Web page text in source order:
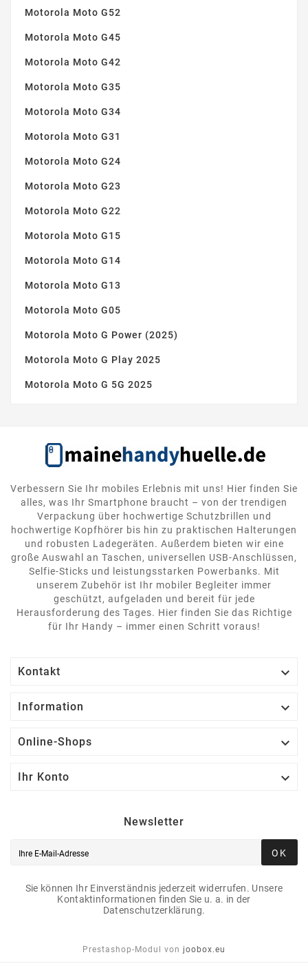
Motorola Moto G52
Motorola Moto G45
Motorola Moto G42
Motorola Moto G35
Motorola Moto G34
Motorola Moto G31
Motorola Moto G24
Motorola Moto G23
Motorola Moto G22
Motorola Moto G15
Motorola Moto G14
Motorola Moto G13
Motorola Moto G05
Motorola Moto G Power (2025)
Motorola Moto G Play 2025
Motorola Moto G 5G 2025
Verbessern Sie Ihr mobiles Erlebnis mit uns! Hier finden Sie
alles, was Ihr Smartphone braucht – von der trendigen
Verpackung über hochwertige Schutzbrillen und
hochwertige Kopfhörer bis hin zu praktischen Halterungen
und robusten Ladegeräten. Außerdem bieten wir eine
große Auswahl an Taschen, universellen USB-Anschlüssen,
Selfie-Sticks und leistungsstarken Powerbanks. Mit
unserem Zubehör ist Ihr mobiler Begleiter immer
geschützt, aufgeladen und bereit für jede
Herausforderung des Tages. Hier finden Sie das Richtige
für Ihr Handy – immer einen Schritt voraus!
Kontakt 
Information 
Online-Shops 
Ihr Konto 
Newsletter
OK
Sie können Ihr Einverständnis jederzeit widerrufen. Unsere
Kontaktinformationen finden Sie u. a. in der
Datenschutzerklärung.
Prestashop-Modul von joobox.eu